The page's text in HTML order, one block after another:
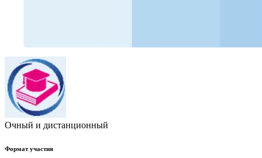
Очный и дистанционный
Формат участия